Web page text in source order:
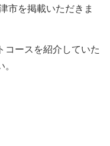
市を掲載いただきま
コースを紹介していた